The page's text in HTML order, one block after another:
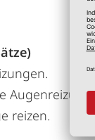
Augenreizung.
reizen.